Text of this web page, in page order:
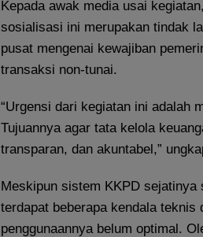
​Kepada awak media usai
sosialisasi ini merupakan tindak
pusat mengenai kewajiban
transaksi non-tunai.
​“Urgensi dari kegiatan ini adalah
Tujuannya agar tata kelola
transparan, dan akuntabel,”
​Meskipun sistem KKPD
terdapat beberapa kendala teknis
penggunaannya belum optimal.